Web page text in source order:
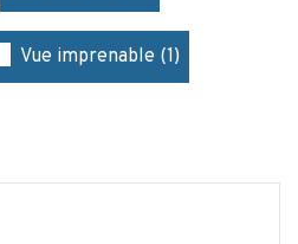
Vue imprenable (1)